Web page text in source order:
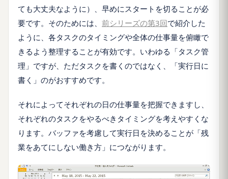
ても大丈夫なように）、早めにスタートを切ることが必
要です。そのためには、 前シリーズの第3回で紹介した
ように、各タスクのタイミングや全体の仕事量を俯瞰で
きるよう整理することが有効です。いわゆる「タスク管
理」ですが、ただタスクを書くのではなく、「実行日に
書く」のがおすすめです。
それによってそれぞれの日の仕事量を把握できますし、
それぞれのタスクをやるべきタイミングを考えやすくな
ります。バッファを考慮して実行日を決めることが「残
業をあてにしない働き方」につながります。